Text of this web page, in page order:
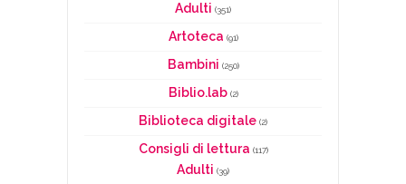
Adulti (351)
Artoteca (91)
Bambini (250)
Biblio.lab(2)
Biblioteca digitale (2)
Consigli di lettura (117)
Adulti (39)